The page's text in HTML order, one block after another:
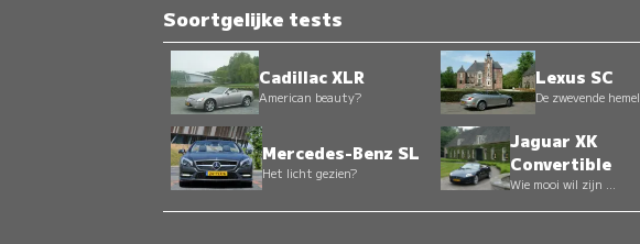
Soortgelijke tests
Cadillac XLR
American beauty?
Lexus SC
De zwevende hemel
Mercedes-Benz SL
Het licht gezien?
Jaguar XK
Convertible
Wie mooi wil zijn ...